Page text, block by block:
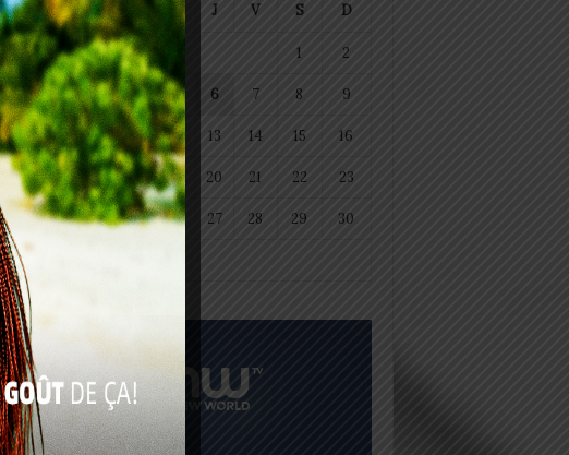
L M M J V S D
1 2
3 4 5 6 7 8 9
10 11 12 13 14 15 16
17 18 19 20 21 22 23
24 25 26 27 28 29 30